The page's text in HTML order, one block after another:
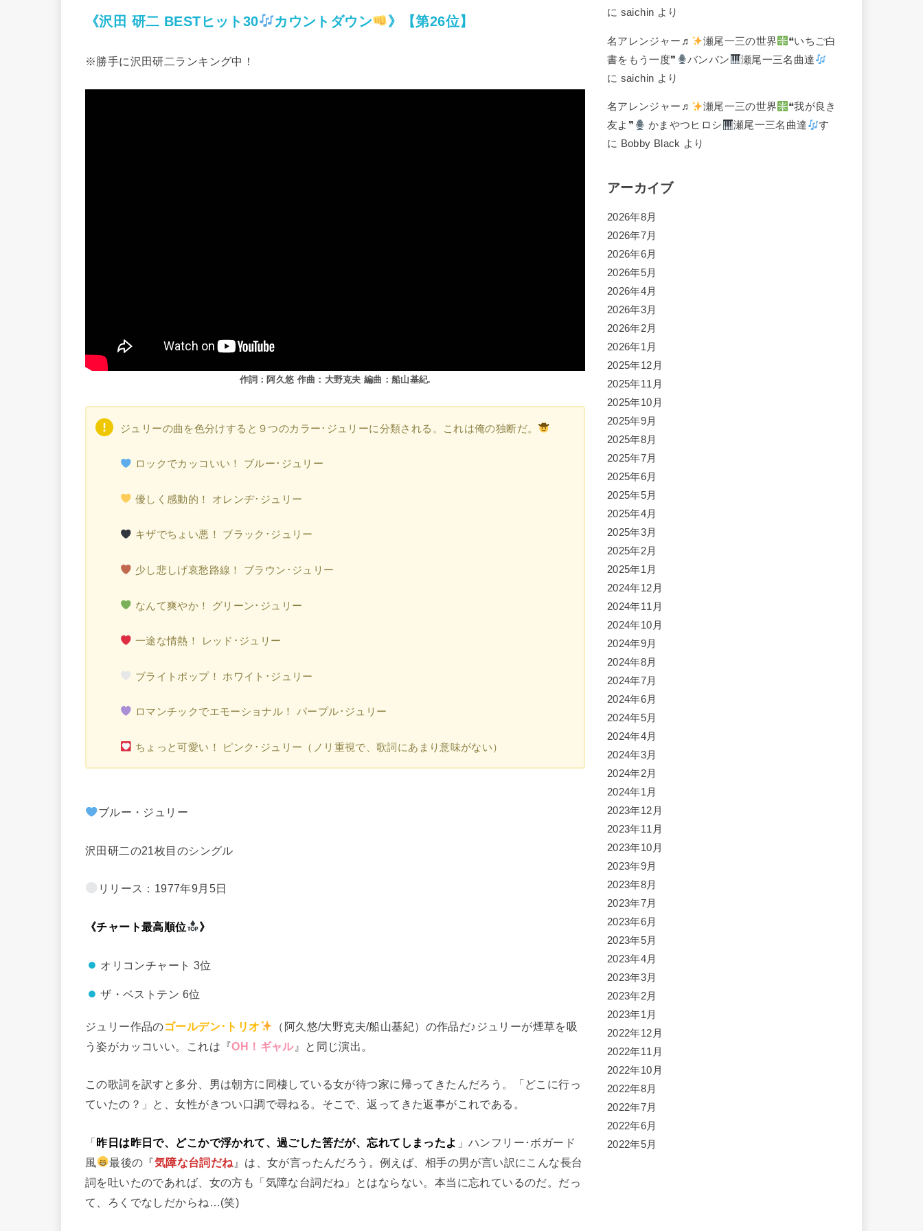
《沢田 研二 BESTヒット30 カウントダウン 》【第26位】
※勝手に沢田研二ランキング中！
作詞：阿久悠 作曲：大野克夫 編曲：船山基紀.
ジュリーの曲を色分けすると９つのカラー･ジュリーに分類される。これは俺の独断だ。
ロックでカッコいい！ ブルー･ジュリー
優しく感動的！ オレンヂ･ジュリー
キザでちょい悪！ ブラック･ジュリー
少し悲しげ哀愁路線！ ブラウン･ジュリー
なんて爽やか！ グリーン･ジュリー
一途な情熱！ レッド･ジュリー
ブライトポップ！ ホワイト･ジュリー
ロマンチックでエモーショナル！ パープル･ジュリー
ちょっと可愛い！ ピンク･ジュリー（ノリ重視で、歌詞にあまり意味がない）
ブルー・ジュリー
沢田研二の21枚目のシングル
リリース：1977年9月5日
《チャート最高順位 》
オリコンチャート 3位
ザ・ベストテン 6位
ジュリー作品のゴールデン･トリオ
（阿久悠/大野克夫/船山基紀）の作品だ♪ジュリーが煙草を吸
う姿がカッコいい。これは『OH！ギャル』と同じ演出。
この歌詞を訳すと多分、男は朝方に同棲している女が待つ家に帰ってきたんだろう。「どこに行っ
ていたの？」と、女性がきつい口調で尋ねる。そこで、返ってきた返事がこれである。
「昨日は昨日で、どこかで浮かれて、過ごした筈だが、忘れてしまったよ 」ハンフリー･ボガード
風
最後の『気障な台詞だね 』は、女が言ったんだろう。例えば、相手の男が言い訳にこんな長台
詞を吐いたのであれば、女の方も「気障な台詞だね」とはならない。本当に忘れているのだ。だっ
て、ろくでなしだからね…(笑)
に saichin より
名アレンジャー♬ 瀬尾一三の世界
❝いちご白
書をもう一度❞
バンバン
瀬尾一三名曲達
に saichin より
名アレンジャー♬ 瀬尾一三の世界
❝我が良き
友よ❞
かまやつヒロシ 瀬尾一三名曲達
す
に Bobby Black より
アーカイブ
2026年8月
2026年7月
2026年6月
2026年5月
2026年4月
2026年3月
2026年2月
2026年1月
2025年12月
2025年11月
2025年10月
2025年9月
2025年8月
2025年7月
2025年6月
2025年5月
2025年4月
2025年3月
2025年2月
2025年1月
2024年12月
2024年11月
2024年10月
2024年9月
2024年8月
2024年7月
2024年6月
2024年5月
2024年4月
2024年3月
2024年2月
2024年1月
2023年12月
2023年11月
2023年10月
2023年9月
2023年8月
2023年7月
2023年6月
2023年5月
2023年4月
2023年3月
2023年2月
2023年1月
2022年12月
2022年11月
2022年10月
2022年8月
2022年7月
2022年6月
2022年5月